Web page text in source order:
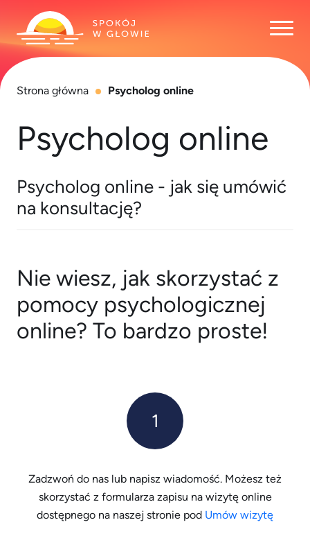
Strona główna Psycholog online
Psycholog online
Psycholog online - jak się umówić
na konsultację?
Nie wiesz, jak skorzystać z
pomocy psychologicznej
online? To bardzo proste!
1
Zadzwoń do nas lub napisz wiadomość. Możesz też
skorzystać z formularza zapisu na wizytę online
dostępnego na naszej stronie pod Umów wizytę